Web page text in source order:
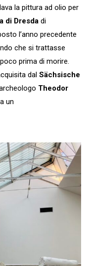
la pittura ad olio per
di Dresda di
l’anno precedente
che si trattasse
prima di morire.
dal Sächsische
Theodor
un